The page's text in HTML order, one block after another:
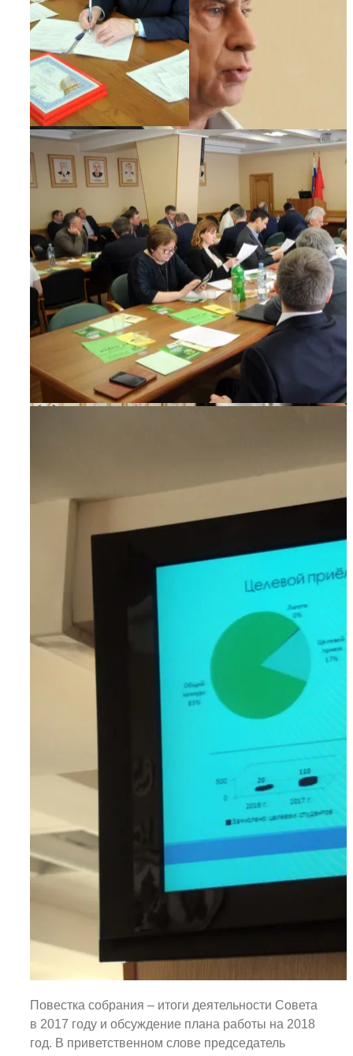
Повестка собрания – итоги деятельности Совета
в 2017 году и обсуждение плана работы на 2018
год. В приветственном слове председатель